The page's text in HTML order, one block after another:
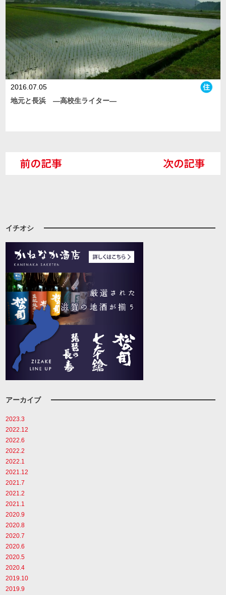
2016.07.05
地元と長浜 ―高校生ライター―
イチオシ
アーカイブ
2023.3
2022.12
2022.6
2022.2
2022.1
2021.12
2021.7
2021.2
2021.1
2020.9
2020.8
2020.7
2020.6
2020.5
2020.4
2019.10
2019.9